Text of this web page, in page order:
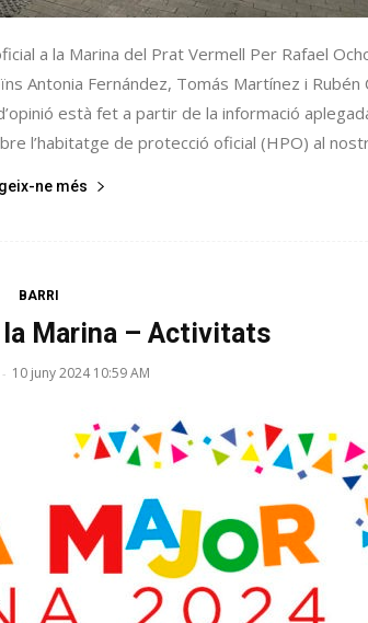
a la Marina del Prat Vermell Per Rafael
Antonia Fernández, Tomás Martínez i Rubén
està fet a partir de la informació
l’habitatge de protecció oficial (HPO) al
ne més
BARRI
Marina – Activitats
- 10 juny 2024 10:59 AM